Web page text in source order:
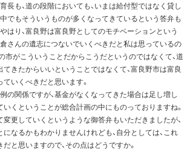
長も、道の段階においても、いまは給付型ではなく貸し
でもそういうものが多くなってきているという答弁も
はり、富良野は富良野としてのモチベーションという
さんの遺志につないでいくべきだと私は思っているの
市がこういうことだからこうだというのではなくて、道
きたからいいということではなくて、富良野市は富良
いくべきだと思います。
の関係ですが、基金がなくなってきた場合は足し増し
くということが総合計画の中にものっておりますね。
更していくというような御答弁もいただきましたが、
なるかもわかりませんけれども、自分としては、これ
と思いますので、その点はどうですか。